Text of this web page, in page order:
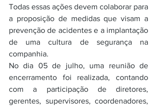
Todas essas ações devem colaborar para
a proposição de medidas que visam a
prevenção de acidentes e a implantação
de uma cultura de segurança na
companhia.
No dia 05 de julho, uma reunião de
encerramento foi realizada, contando
com a participação de diretores,
gerentes, supervisores, coordenadores,